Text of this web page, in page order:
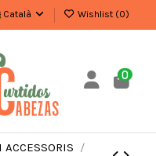
Català Wishlist (0)
0
ACCESSORIS